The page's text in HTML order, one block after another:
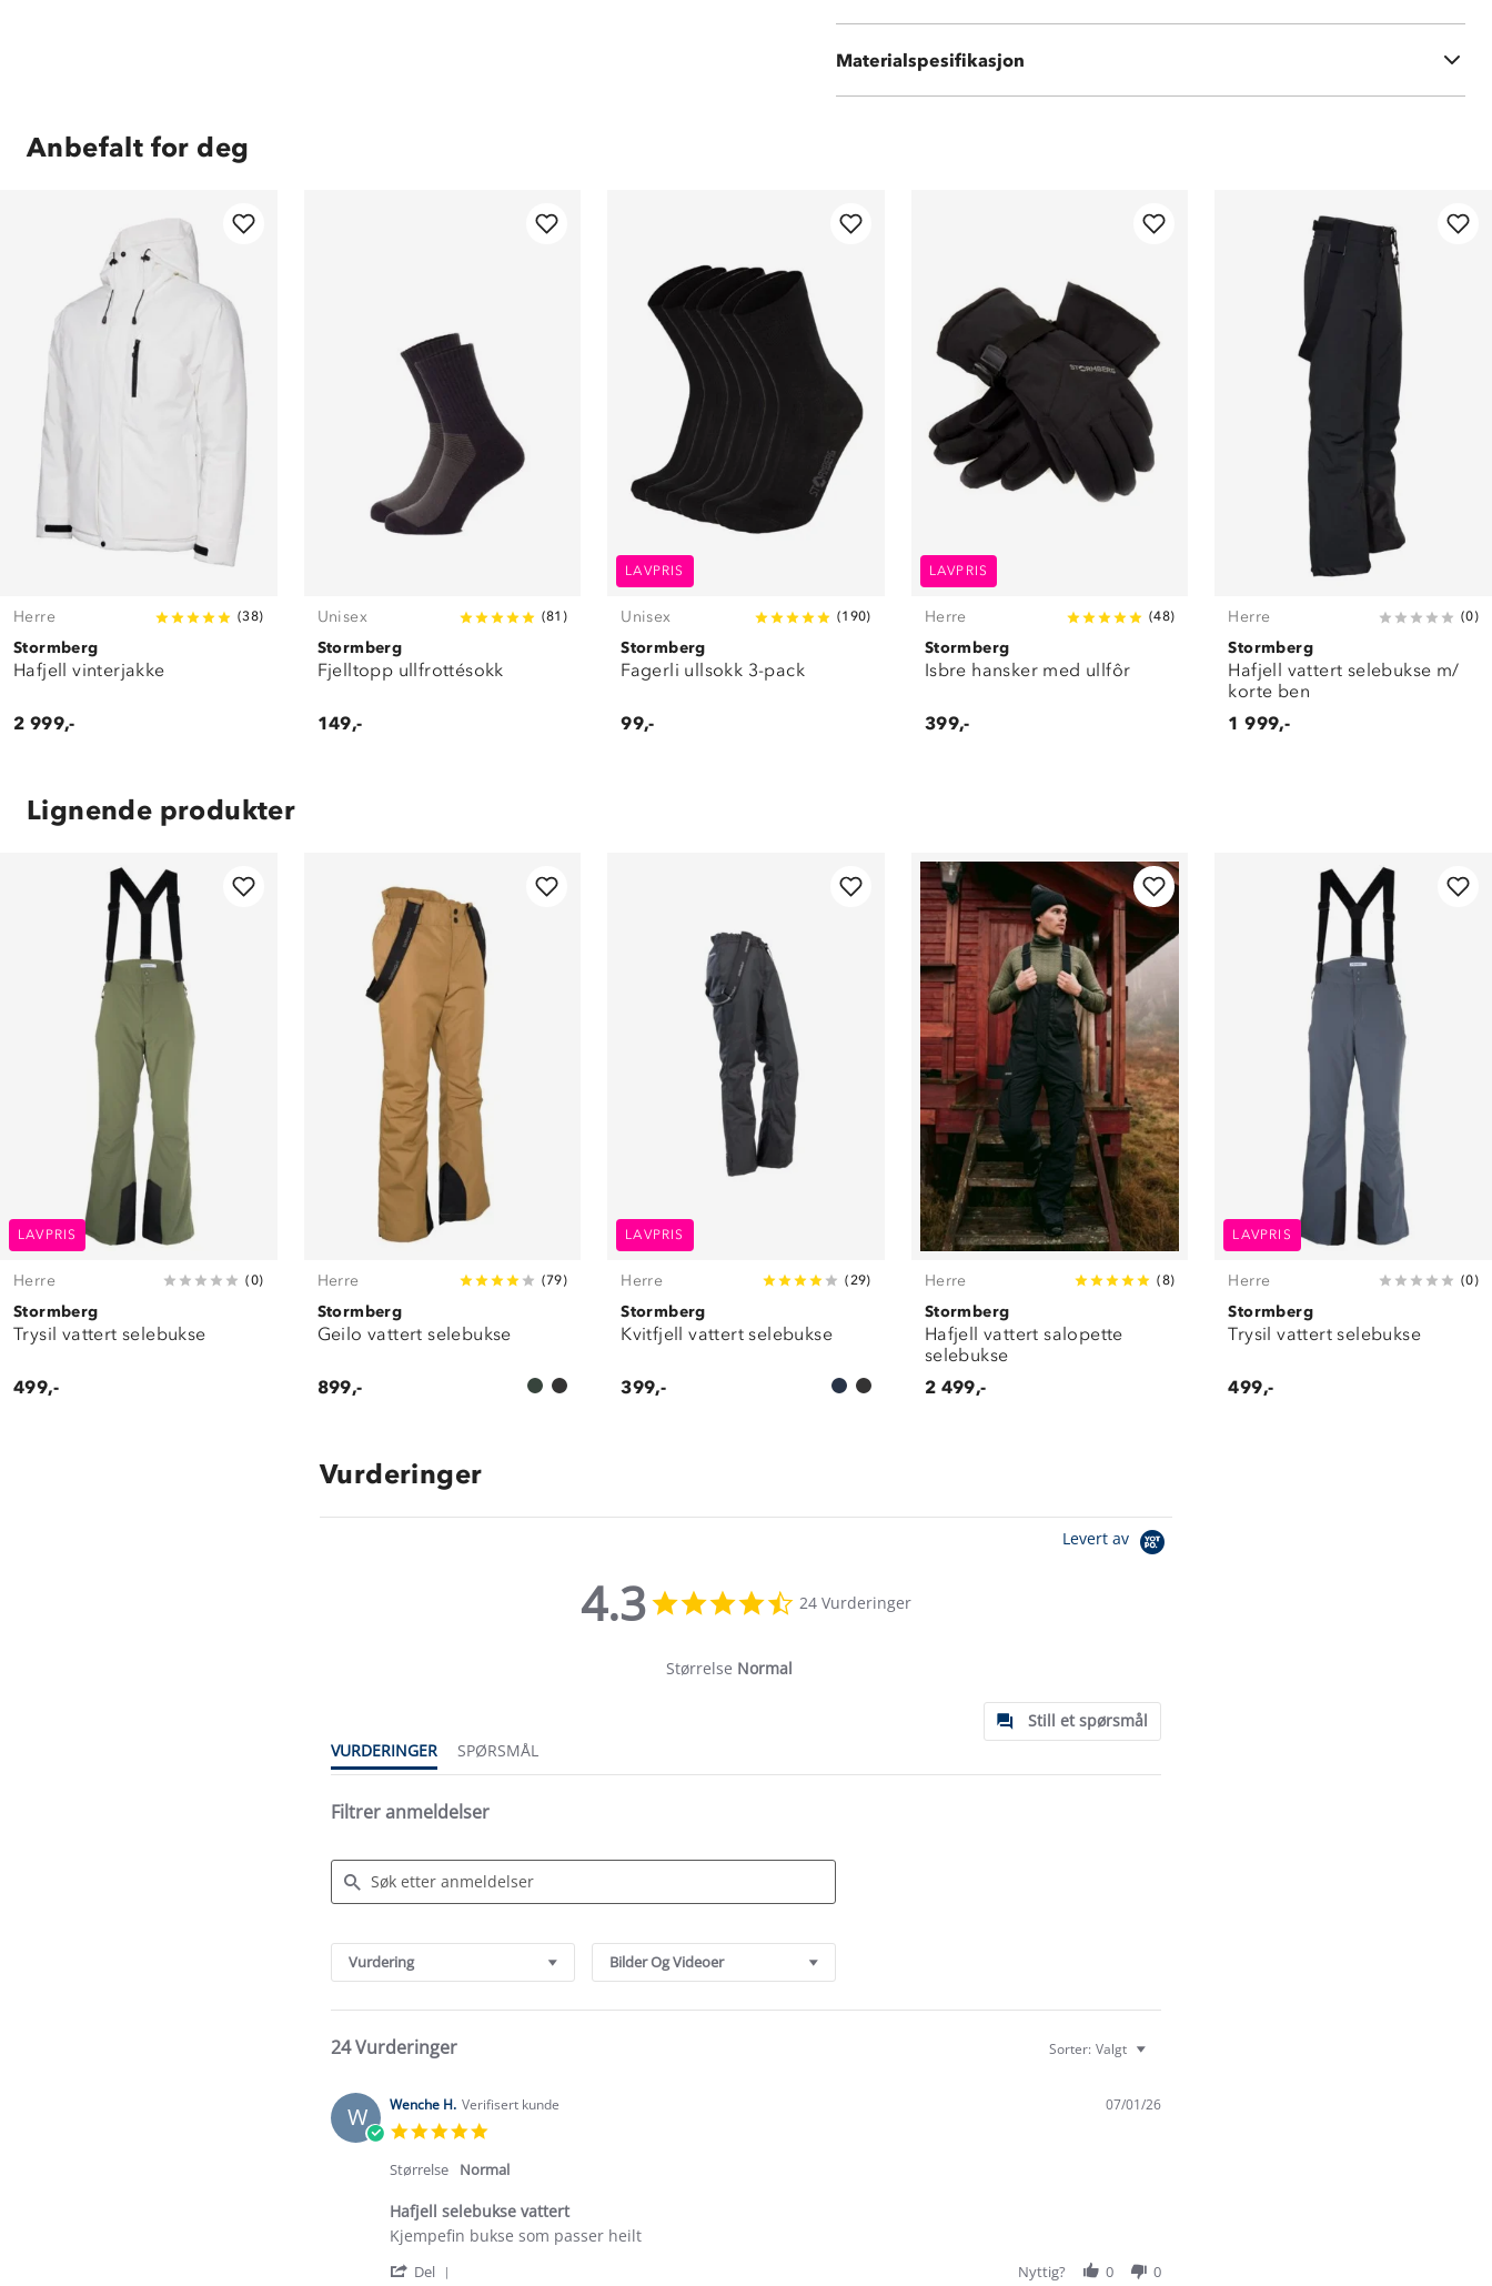
Materialspesifikasjon
100 % polyester
Anbefalt for deg
Herre (38)
Stormberg
Hafjell vinterjakke
2 999,-
Unisex (81 )
Stormberg
Fjelltopp ullfrottésokk
149,-
LAVPRIS
Unisex (190)
Stormberg
Fagerli ullsokk 3-pack
99,-
LAVPRIS
Herre (48)
Stormberg
Isbre hansker med ullfôr
399,-
Herre (0)
Stormberg
Hafjell vattert selebukse m/
korte ben
1 999,-
Lignende produkter
LAVPRIS
Herre (0)
Stormberg
Trysil vattert selebukse
499,-
Herre (79)
Stormberg
Geilo vattert selebukse
899,-
LAVPRIS
Herre ( 29)
Stormberg
Kvitfjell vattert selebukse
399,-
Herre (8)
Stormberg
Hafjell vattert salopette
selebukse
2 499,-
LAVPRIS
Herre (0)
Stormberg
Trysil vattert selebukse
499,-
Vurderinger
Levert av
4.3
star
24 Vurderinger
Størrelse Normal
Still et spørsmål
VURDERINGER
SPØRSMÅL
Filtrer anmeldelser
Reviews
Vurdering Bilder Og Videoer
24 Vurderinger Sorter: Valgt
W Wenche H. Verifisert kunde
rating
07/01/26
Størrelse Normal
Hafjell selebukse vattert
Review
Wenche
review
Hafjell
Kjempefin bukse som passer heilt
Del Nyttig? 0 0